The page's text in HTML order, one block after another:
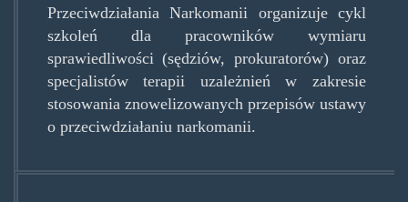
Przeciwdziałania Narkomanii organizuje cykl
szkoleń dla pracowników wymiaru
sprawiedliwości (sędziów, prokuratorów) oraz
specjalistów terapii uzależnień w zakresie
stosowania znowelizowanych przepisów ustawy
o przeciwdziałaniu narkomanii.